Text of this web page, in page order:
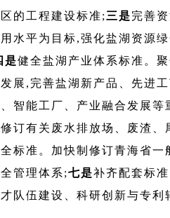
的工程建设标准; 三是完善
水平为目标,强化盐湖资源
是健全盐湖产业体系标准。
展,完善盐湖新产品、先进
智能工厂、产业融合发展等
订有关废水排放场、废渣
标准。加快制修订青海省
管理体系;七是补齐配套标
队伍建设、科研创新与专利